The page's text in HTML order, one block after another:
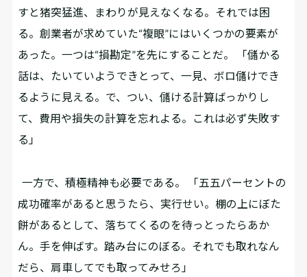
すと猪突猛進、まわりが見えなくなる。それでは困
る。創業者が求めていた“複眼”にはいくつかの要素が
あった。一つは“損勘定”を先にすることだ。 「儲かる
話は、たいていようできとって、一見、ボロ儲けでき
るように見える。で、つい、儲ける計算ばっかりし
て、費用や損失の計算を忘れよる。これは必ず失敗す
る」
一方で、積極精神も必要である。 「五五パーセントの
成功確率があると思うたら、実行せい。棚の上にぼた
餅があるとして、落ちてくるのを待っとったらあか
ん。手を伸ばす。踏み台にのぼる。それでも取れなん
だら、肩車してでも取ってみせろ」